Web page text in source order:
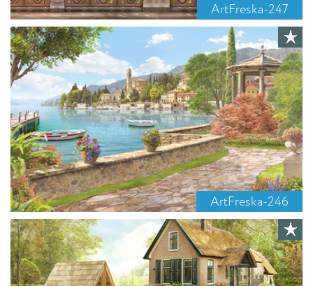
ArtFreska-247
ArtFreska-246